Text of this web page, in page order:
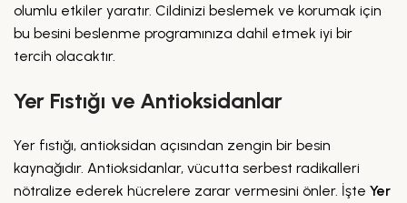
olumlu etkiler yaratır. Cildinizi beslemek ve korumak için
bu besini beslenme programınıza dahil etmek iyi bir
tercih olacaktır.
Yer Fıstığı ve Antioksidanlar
Yer fıstığı, antioksidan açısından zengin bir besin
kaynağıdır. Antioksidanlar, vücutta serbest radikalleri
nötralize ederek hücrelere zarar vermesini önler. İşte Yer